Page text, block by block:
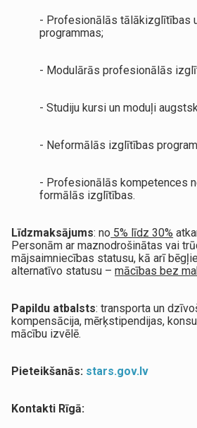
- Profesionālās tālākizglītības
programmas;
- Modulārās profesionālās
- Studiju kursi un moduļi
- Neformālās izglītības
- Profesionālās kompetences
formālās izglītības.
Līdzmaksājums: no 5% līdz 30%
Personām ar maznodrošinātas vai
mājsaimniecības statusu, kā arī
alternatīvo statusu –mācības bez
Papildu atbalsts: transporta un
kompensācija, mērķstipendijas,
mācību izvēlē.
Pieteikšanās: stars.gov.lv
Kontakti Rīgā: